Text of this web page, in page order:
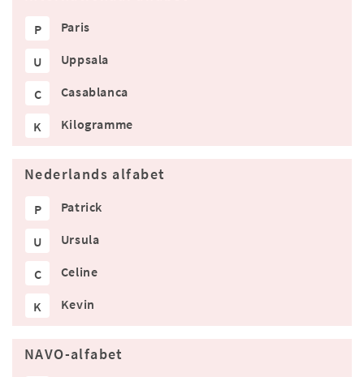
P Paris
U Uppsala
C Casablanca
K Kilogramme
Nederlands alfabet
P Patrick
U Ursula
C Celine
K Kevin
NAVO-alfabet